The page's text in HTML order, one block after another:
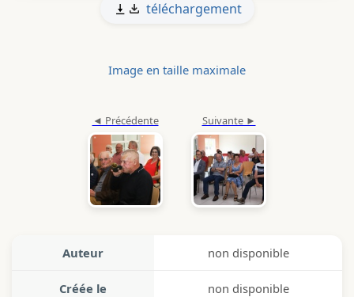
téléchargement
Image en taille maximale
Auteur non disponible
Créée le non disponible